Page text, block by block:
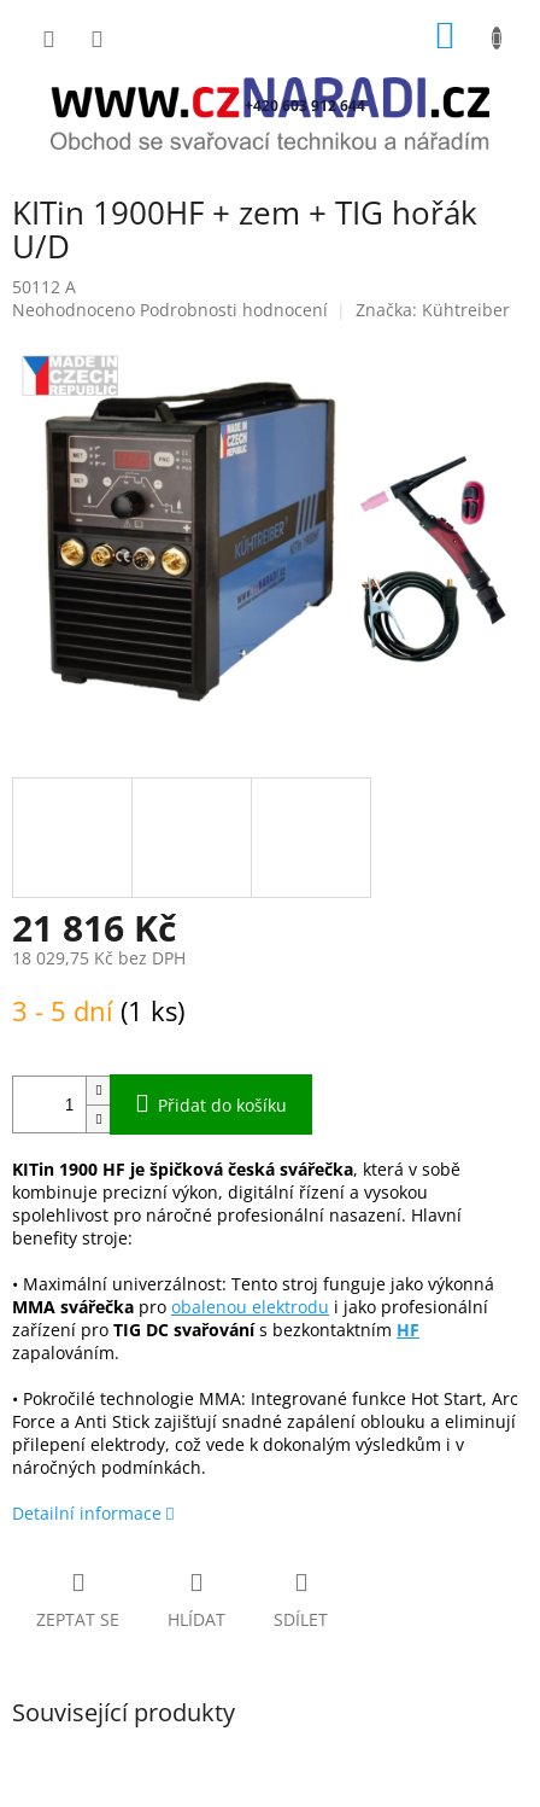
+420 603 912 644
KITin 1900HF + zem + TIG hořák
U/D
50112 A
Průměrné
produktu
0,0
hvězdiček.
Neohodnoceno Podrobnosti hodnocení Značka: Kühtreiber
21 816 Kč
18 029,75 Kč bez DPH
cena:
3 - 5 dní (1 ks)
Přidat do košíku
KITin 1900 HF je špičková česká svářečka, která v sobě
kombinuje precizní výkon, digitální řízení a vysokou
spolehlivost pro náročné profesionální nasazení. Hlavní
benefity stroje:
• Maximální univerzálnost: Tento stroj funguje jako výkonná
MMA svářečka pro obalenou elektrodu i jako profesionální
zařízení pro TIG DC svařovánís bezkontaktním HF
zapalováním.
• Pokročilé technologie MMA: Integrované funkce Hot Start, Arc
Force a Anti Stick zajišťují snadné zapálení oblouku a eliminují
přilepení elektrody, což vede k dokonalým výsledkům i v
náročných podmínkách.
Detailní informace
ZEPTAT SE HLÍDAT SDÍLET
Související produkty